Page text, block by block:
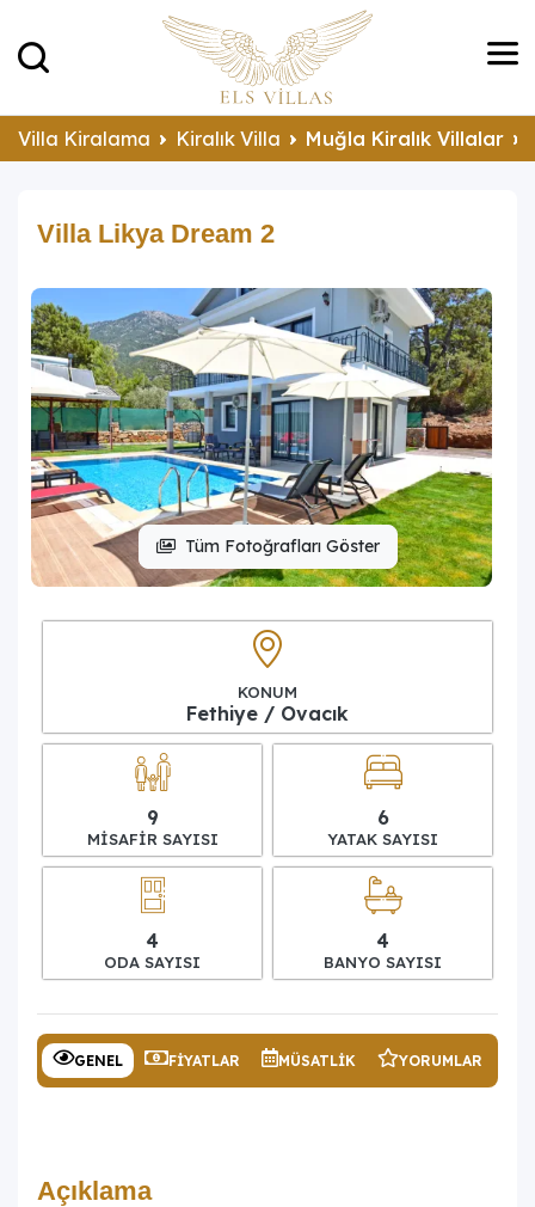
Villa Kiralama Kiralık Villa Muğla Kiralık Villalar
Villa Likya Dream 2
Tüm Fotoğrafları Göster
KONUM
Fethiye / Ovacık
9
MISAFIR SAYISI
6
YATAK SAYISI
4
ODA SAYISI
4
BANYO SAYISI
GENEL FIYATLAR MÜSATLIK YORUMLAR
Açıklama